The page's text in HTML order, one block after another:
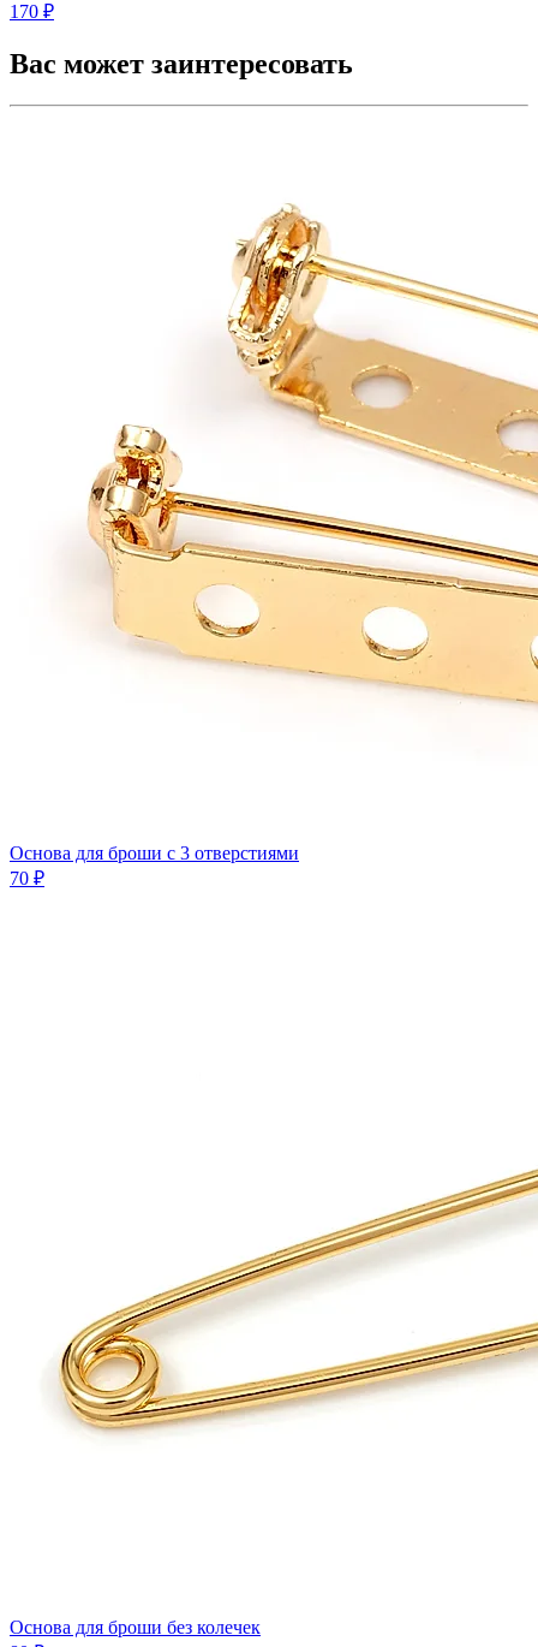
170 ₽
Вас может заинтересовать
Основа для броши с 3 отверстиями
70 ₽
Основа для броши без колечек